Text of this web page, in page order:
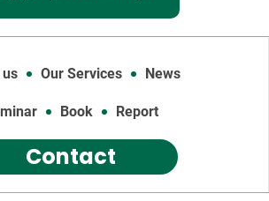
Our Services News
Book Report
Contact